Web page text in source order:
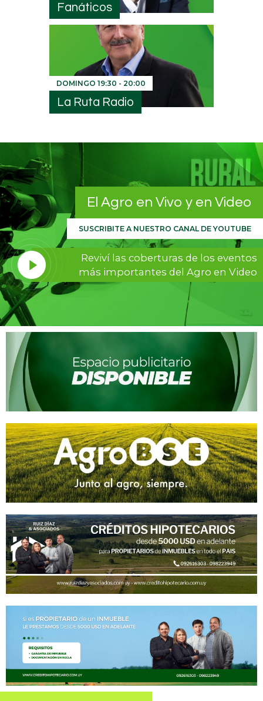
Fanáticos
DOMINGO 19:30 - 20:00
La Ruta Radio
El Agro en Vivo y en Video
SUSCRIBITE A NUESTRO CANAL DE YOUTUBE
Reviví las coberturas de los eventos
más importantes del Agro en Video